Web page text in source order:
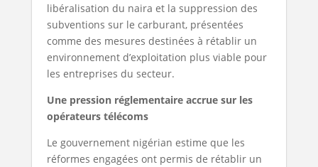
libéralisation du naira et la suppression des
subventions sur le carburant, présentées
comme des mesures destinées à rétablir un
environnement d’exploitation plus viable pour
les entreprises du secteur.
Une pression réglementaire accrue sur les
opérateurs télécoms
Le gouvernement nigérian estime que les
réformes engagées ont permis de rétablir un